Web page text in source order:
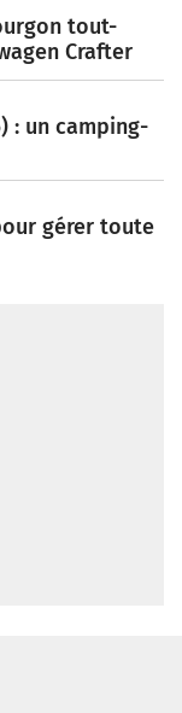
tout-
Crafter
: un camping-
gérer toute